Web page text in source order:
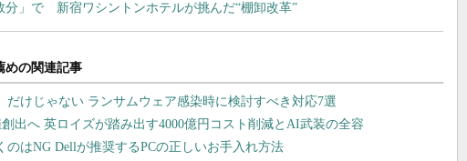
分」で 新宿ワシントンホテルが挑んだ“棚卸改革”